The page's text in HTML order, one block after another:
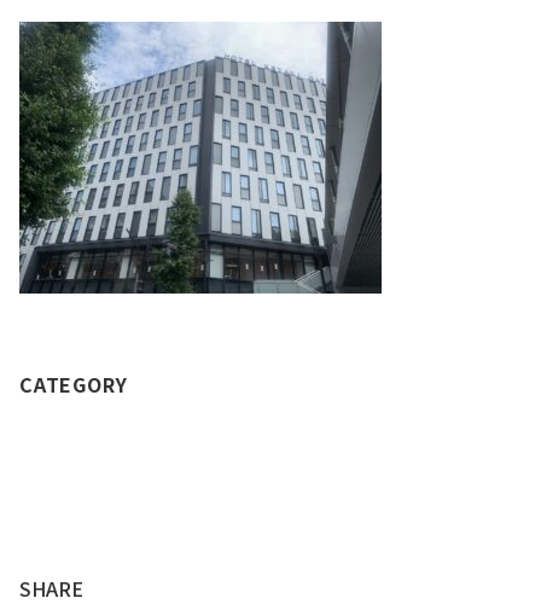
CATEGORY
SHARE